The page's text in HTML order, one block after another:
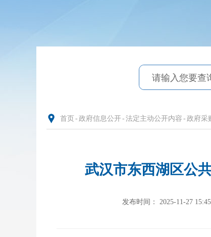
首页 - 政府信息公开- 法定主动公开内容 - 政府采
武汉市东西湖区公
发布时间： 2025-11-27 15:45